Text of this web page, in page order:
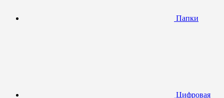
Папки
Цифровая